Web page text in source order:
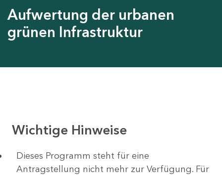
Aufwertung der urbanen
grünen Infrastruktur
Wichtige Hinweise
Dieses Programm steht für eine
Antragstellung nicht mehr zur Verfügung. Für